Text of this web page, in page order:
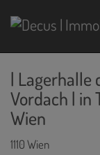
| Lagerhalle
Vordach | in
Wien
1110 Wien